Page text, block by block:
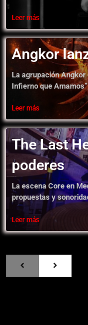
Leer más
Angkor
La agrupación Angkor
Infierno que
Leer más
The Last
poderes
La escena Core en
propuestas y
Leer más